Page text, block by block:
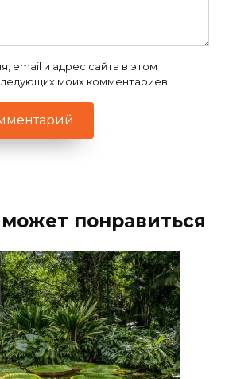
email и адрес сайта в этом
моих комментариев.
понравиться